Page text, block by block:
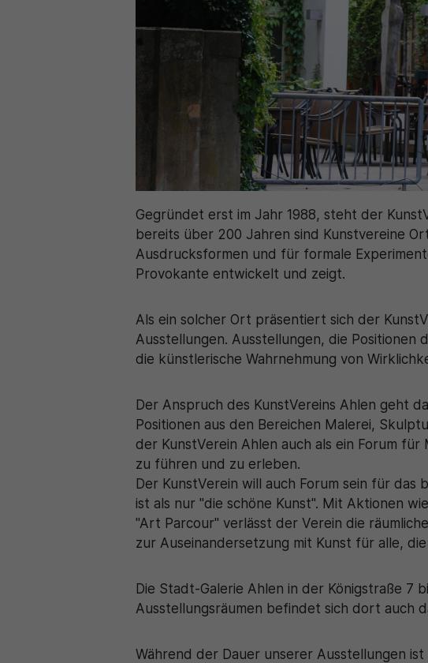
Gegründet erst im Jahr 1988, steht der
bereits über 200 Jahren sind Kunstvereine
Ausdrucksformen und für formale
Provokante entwickelt und zeigt.
Als ein solcher Ort präsentiert sich der
Ausstellungen. Ausstellungen, die
die künstlerische Wahrnehmung von
Der Anspruch des KunstVereins Ahlen geht
Positionen aus den Bereichen Malerei,
der KunstVerein Ahlen auch als ein Forum
zu führen und zu erleben.
Der KunstVerein will auch Forum sein für
ist als nur "die schöne Kunst". Mit Aktionen
"Art Parcour" verlässt der Verein die
zur Auseinandersetzung mit Kunst für alle,
Die Stadt-Galerie Ahlen in der Königstraße
Ausstellungsräumen befindet sich dort auch
Während der Dauer unserer Ausstellungen
Zweck
Zweck
Name
Anbieter
Laufzeit